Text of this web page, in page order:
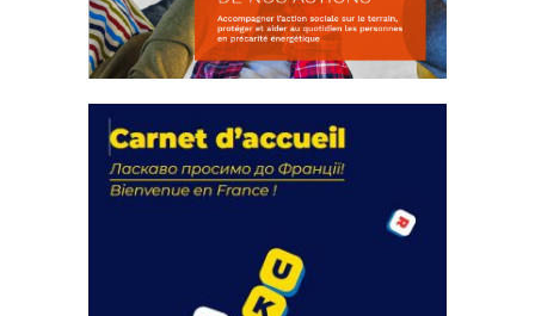
actions
18 septembre 2023
105342 Total 0 Votes 0 0 Aidez-nous à